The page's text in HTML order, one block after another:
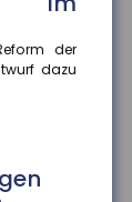
der
dazu
bei neu